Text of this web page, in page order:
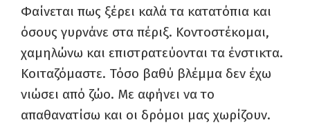
Φαίνεται πως ξέρει καλά τα κατατόπια και
όσους γυρνάνε στα πέριξ. Κοντοστέκομαι,
χαμηλώνω και επιστρατεύονται τα ένστικτα.
Κοιταζόμαστε. Τόσο βαθύ βλέμμα δεν έχω
νιώσει από ζώο. Με αφήνει να το
απαθανατίσω και οι δρόμοι μας χωρίζουν.